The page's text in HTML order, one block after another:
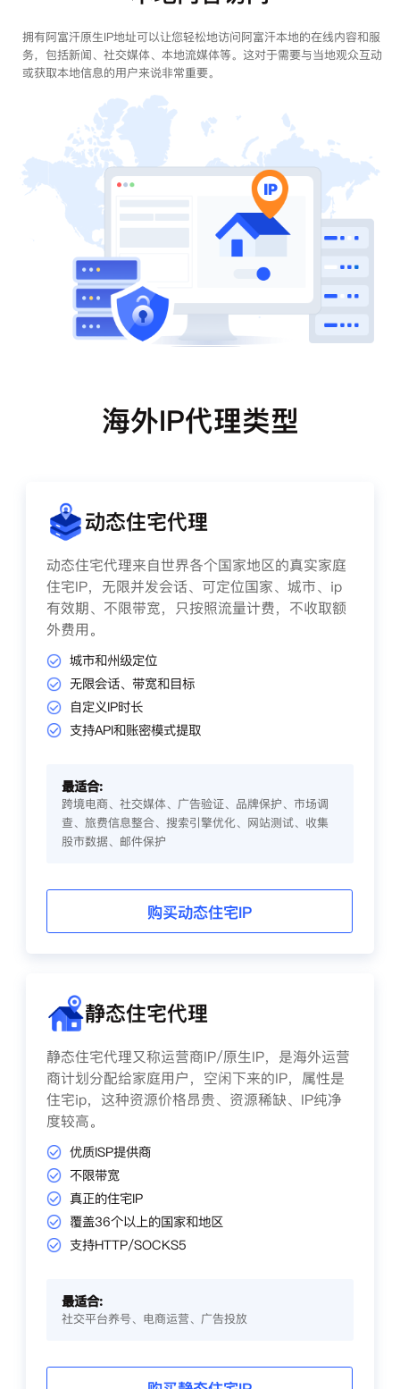
拥有阿富汗原生IP地址可以让您轻松地访问阿富汗本地的在线内容和服
务，包括新闻、社交媒体、本地流媒体等。这对于需要与当地观众互动
或获取本地信息的用户来说非常重要。
海外IP代理类型
动态住宅代理
动态住宅代理来自世界各个国家地区的真实家庭
住宅IP，无限并发会话、可定位国家、城市、ip
有效期、不限带宽，只按照流量计费，不收取额
外费用。
城市和州级定位
无限会话、带宽和目标
自定义IP时长
支持API和账密模式提取
最适合:
跨境电商、社交媒体、广告验证、品牌保护、市场调
查、旅费信息整合、搜索引擎优化、网站测试、收集
股市数据、邮件保护
购买动态住宅IP
静态住宅代理
静态住宅代理又称运营商IP/原生IP，是海外运营
商计划分配给家庭用户，空闲下来的IP，属性是
住宅ip，这种资源价格昂贵、资源稀缺、IP纯净
度较高。
优质ISP提供商
不限带宽
真正的住宅IP
覆盖36个以上的国家和地区
支持HTTP/SOCKS5
最适合:
社交平台养号、电商运营、广告投放